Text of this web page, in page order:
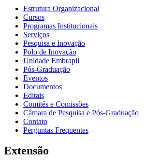
Estrutura Organizacional
Cursos
Programas Institucionais
Serviços
Pesquisa e Inovação
Polo de Inovação
Unidade Embrapii
Pós-Graduação
Eventos
Documentos
Editais
Comitês e Comissões
Câmara de Pesquisa e Pós-Graduação
Contato
Perguntas Frequentes
Extensão